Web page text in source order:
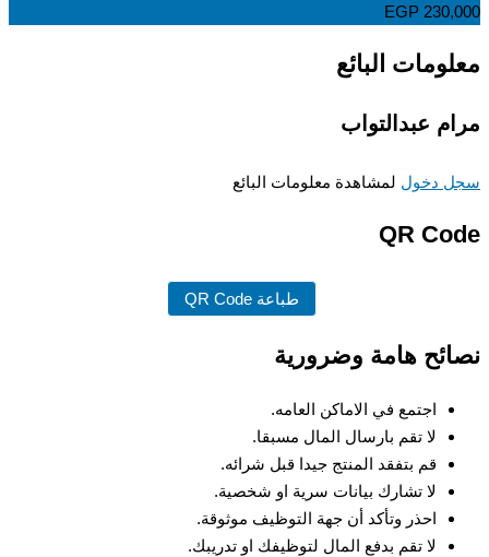
EGP
البائع
عبدالتواب
دخوللمشاهدة معلومات البائع
QR
طباعة QR Code
هامة وضرورية
اجتمع في الاماكن العامه.
لا تقم بارسال المال مسبقا.
قم بتفقد المنتج جيدا قبل شرائه.
لا تشارك بيانات سرية او شخصية.
احذر وتأكد أن جهة التوظيف موثوقة.
لا تقم بدفع المال لتوظيفك او تدريبك.